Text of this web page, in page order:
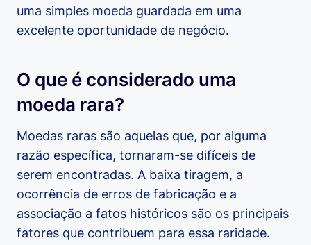
uma simples moeda guardada em uma
excelente oportunidade de negócio.
O que é considerado uma
moeda rara?
Moedas raras são aquelas que, por alguma
razão específica, tornaram-se difíceis de
serem encontradas. A baixa tiragem, a
ocorrência de erros de fabricação e a
associação a fatos históricos são os principais
fatores que contribuem para essa raridade.